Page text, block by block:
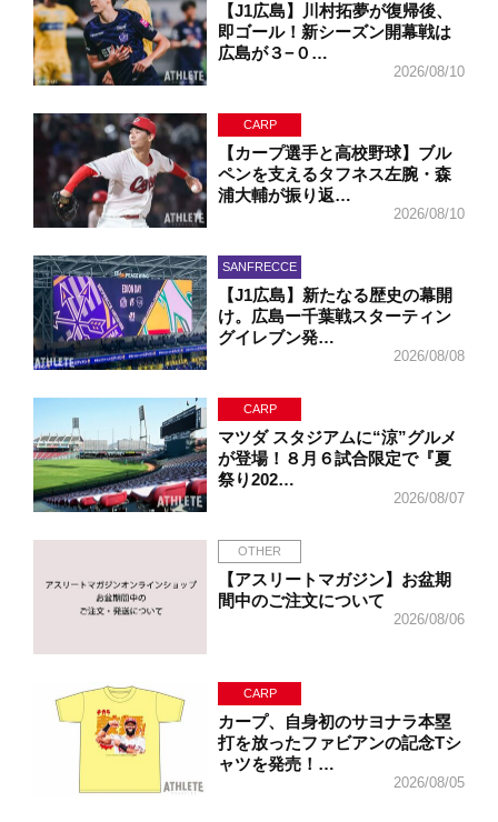
【J1広島】川村拓夢が復帰後、
即ゴール！新シーズン開幕戦は
広島が３−０…
2026/08/10
CARP
【カープ選手と高校野球】ブル
ペンを支えるタフネス左腕・森
浦大輔が振り返…
2026/08/10
SANFRECCE
【J1広島】新たなる歴史の幕開
け。広島ー千葉戦スターティン
グイレブン発…
2026/08/08
CARP
マツダ スタジアムに“涼”グルメ
が登場！８月６試合限定で『夏
祭り202…
2026/08/07
OTHER
【アスリートマガジン】お盆期
間中のご注文について
2026/08/06
CARP
カープ、自身初のサヨナラ本塁
打を放ったファビアンの記念Tシ
ャツを発売！…
2026/08/05